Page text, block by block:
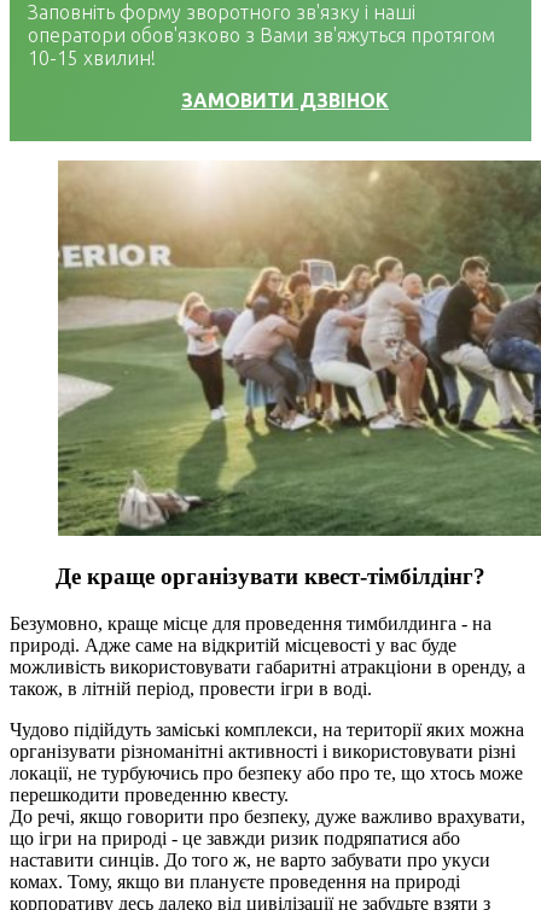
Заповніть форму зворотного зв'язку і наші
оператори обов'язково з Вами зв'яжуться протягом
10-15 хвилин!
ЗАМОВИТИ ДЗВІНОК
Де краще організувати квест-тімбілдінг?
Безумовно, краще місце для проведення тимбилдинга - на
природі. Адже саме на відкритій місцевості у вас буде
можливість використовувати габаритні атракціони в оренду, а
також, в літній період, провести ігри в воді.
Чудово підійдуть заміські комплекси, на території яких можна
організувати різноманітні активності і використовувати різні
локації, не турбуючись про безпеку або про те, що хтось може
перешкодити проведенню квесту.
До речі, якщо говорити про безпеку, дуже важливо врахувати,
що ігри на природі - це завжди ризик подряпатися або
наставити синців. До того ж, не варто забувати про укуси
комах. Тому, якщо ви плануєте проведення на природі
корпоративу десь далеко від цивілізації не забудьте взяти з